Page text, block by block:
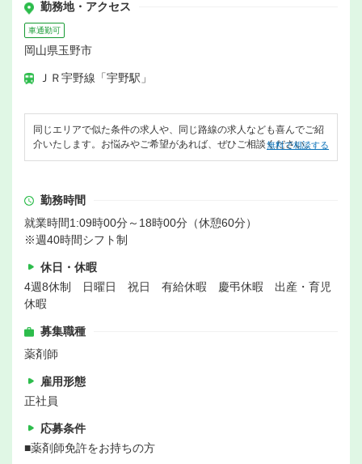
勤務地・アクセス
車通勤可
岡山県玉野市
ＪＲ宇野線「宇野駅」
同じエリアで似た条件の求人や、同じ路線の求人なども喜んでご紹
介いたします。お悩みやご希望があれば、ぜひご相談ください。
無料で相談する
勤務時間
就業時間1:09時00分～18時00分（休憩60分）
※週40時間シフト制
休日・休暇
4週8休制 日曜日 祝日 有給休暇 慶弔休暇 出産・育児
休暇
募集職種
薬剤師
雇用形態
正社員
応募条件
■薬剤師免許をお持ちの方